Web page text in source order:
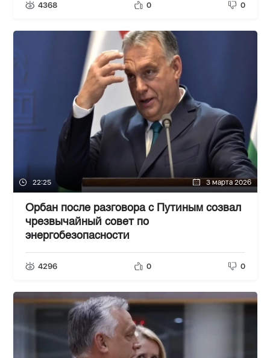
4368 0 0
22:25 3 марта 2026
Орбан после разговора с Путиным созвал
чрезвычайный совет по
энергобезопасности
4296 0 0